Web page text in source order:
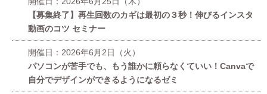
【募集終了】再生回数のカギは最初の３秒！伸びるインスタ
動画のコツ セミナー
開催日：2026年6月2日（火）
パソコンが苦手でも、もう誰かに頼らなくていい！Canvaで
自分でデザインができるようになるゼミ